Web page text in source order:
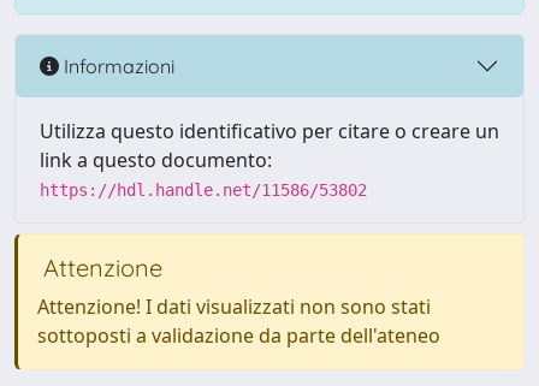
Informazioni
Utilizza questo identificativo per citare o creare un
link a questo documento:
https://hdl.handle.net/11586/53802
Attenzione
Attenzione! I dati visualizzati non sono stati
sottoposti a validazione da parte dell'ateneo